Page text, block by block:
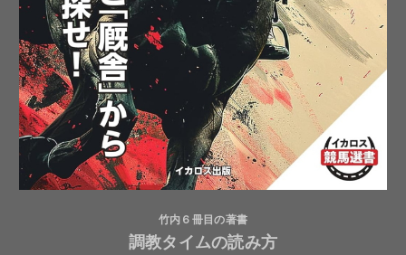
竹内６冊目の著書
調教タイムの読み方